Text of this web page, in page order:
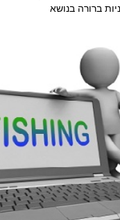
ברורה בנושא